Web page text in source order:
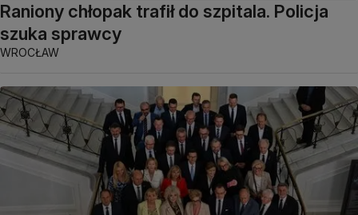
Raniony chłopak trafił do szpitala. Policja
szuka sprawcy
WROCŁAW